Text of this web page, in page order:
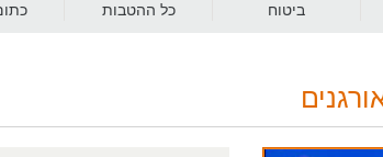
ביטוח כל ההטבות